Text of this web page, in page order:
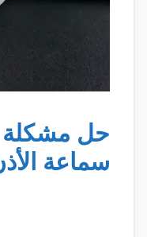
حل مشكلة
سماعة